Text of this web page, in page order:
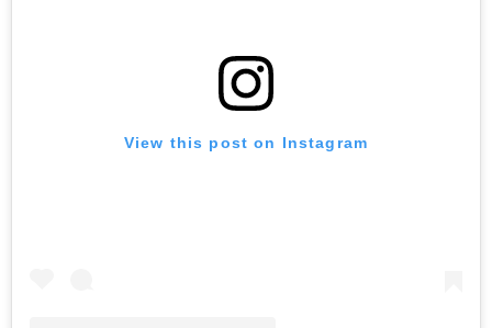
View this post on Instagram